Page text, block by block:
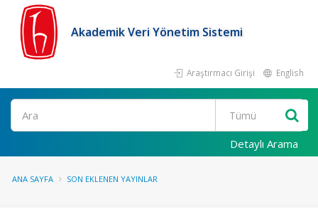
Akademik Veri Yönetim Sistemi
Araştırmacı Girişi English
Ara
Detaylı Arama
ANA SAYFA SON EKLENEN YAYINLAR